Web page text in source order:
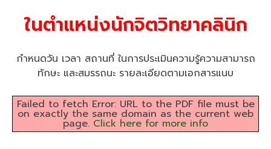
ในตำแหน่งนักจิตวิทยาคลินิก
กำหนดวัน เวลา สถานที่ ในการประเมินความรู้ความสามารถ
ทักษะ และสมรรถนะ รายละเอียดตามเอกสารแนบ
Failed to fetch Error: URL to the PDF file must be
on exactly the same domain as the current web
page. Click here for more info